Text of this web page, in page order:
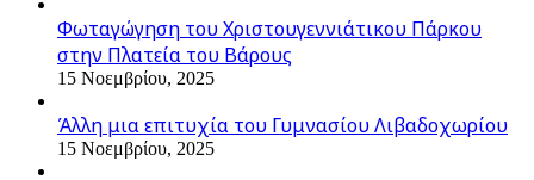
Φωταγώγηση του Χριστουγεννιάτικου Πάρκου
στην Πλατεία του Βάρους
15 Νοεμβρίου, 2025
Άλλη μια επιτυχία του Γυμνασίου Λιβαδοχωρίου
15 Νοεμβρίου, 2025